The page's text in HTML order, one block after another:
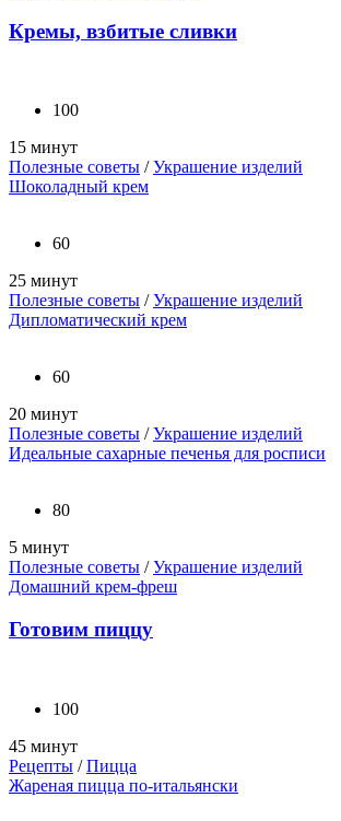
Кремы, взбитые сливки
100
15 минут
Полезные советы /Украшение изделий
Шоколадный крем
60
25 минут
Полезные советы /Украшение изделий
Дипломатический крем
60
20 минут
Полезные советы /Украшение изделий
Идеальные сахарные печенья для росписи
80
5 минут
Полезные советы /Украшение изделий
Домашний крем-фреш
Готовим пиццу
100
45 минут
Рецепты /Пицца
Жареная пицца по-итальянски